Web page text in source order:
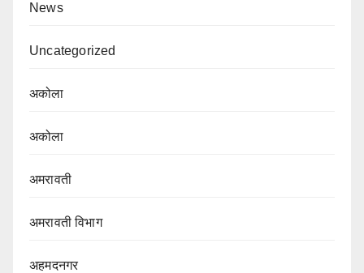
News
Uncategorized
अकोला
अकोला
अमरावती
अमरावती विभाग‌
अहमदनगर